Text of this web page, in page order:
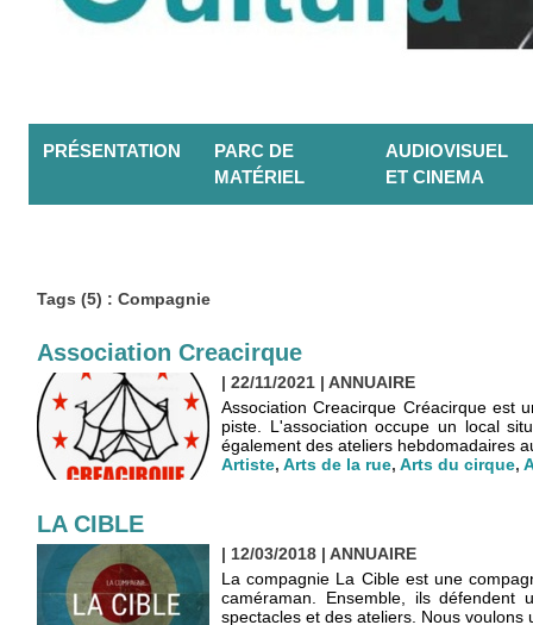
PRÉSENTATION
PARC DE
MATÉRIEL
AUDIOVISUEL
ET CINEMA
Tags (5) : Compagnie
Association Creacirque
| 22/11/2021 | ANNUAIRE
Association Creacirque Créacirque est
piste. L'association occupe un local
également des ateliers hebdomadaires
Artiste, Arts de la rue, Arts du cirque,
LA CIBLE
| 12/03/2018 | ANNUAIRE
La compagnie La Cible est une
caméraman. Ensemble, ils
spectacles et des ateliers. Nous voulons